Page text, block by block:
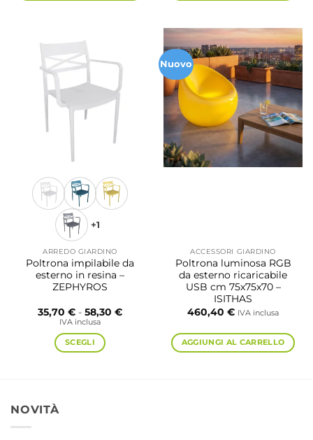
+1
ARREDO GIARDINO
Poltrona impilabile da
esterno in resina –
ZEPHYROS
35,70 € - 58,30 €Fascia
IVA inclusa
SCEGLI
Nuovo
ACCESSORI GIARDINO
Poltrona luminosa RGB
da esterno ricaricabile
USB cm 75x75x70 –
ISITHAS
460,40 € IVA inclusa
AGGIUNGI AL CARRELLO
NOVITÀ